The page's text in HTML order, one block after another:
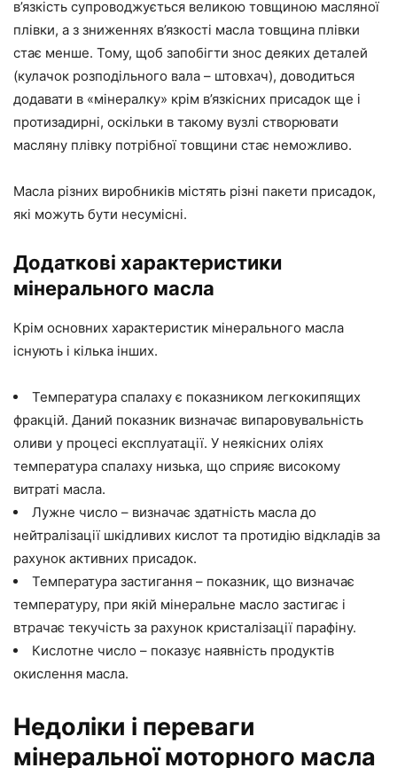
в’язкість супроводжується великою товщиною масляної
плівки, а з зниженнях в’язкості масла товщина плівки
стає менше. Тому, щоб запобігти знос деяких деталей
(кулачок розподільного вала – штовхач), доводиться
додавати в «мінералку» крім в’язкісних присадок ще і
протизадирні, оскільки в такому вузлі створювати
масляну плівку потрібної товщини стає неможливо.
Масла різних виробників містять різні пакети присадок,
які можуть бути несумісні.
Додаткові характеристики
мінерального масла
Крім основних характеристик мінерального масла
існують і кілька інших.
Температура спалаху є показником легкокипящих
фракцій. Даний показник визначає випаровувальність
оливи у процесі експлуатації. У неякісних оліях
температура спалаху низька, що сприяє високому
витраті масла.
Лужне число – визначає здатність масла до
нейтралізації шкідливих кислот та протидію відкладів за
рахунок активних присадок.
Температура застигання – показник, що визначає
температуру, при якій мінеральне масло застигає і
втрачає текучість за рахунок кристалізації парафіну.
Кислотне число – показує наявність продуктів
окислення масла.
Недоліки і переваги
мінеральної моторного масла